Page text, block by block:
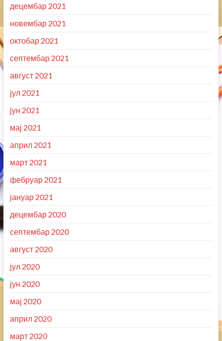
децембар 2021
новембар 2021
октобар 2021
септембар 2021
август 2021
јул 2021
јун 2021
мај 2021
април 2021
март 2021
фебруар 2021
јануар 2021
децембар 2020
септембар 2020
август 2020
јул 2020
јун 2020
мај 2020
април 2020
март 2020